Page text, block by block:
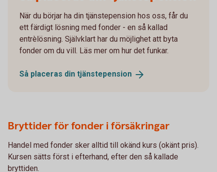
När du börjar ha din tjänstepension hos oss, får du
ett färdigt lösning med fonder - en så kallad
entrèlösning. Självklart har du möjlighet att byta
fonder om du vill. Läs mer om hur det funkar.
Så placeras din tjänstepension
Bryttider för fonder i försäkringar
Handel med fonder sker alltid till okänd kurs (okänt pris).
Kursen sätts först i efterhand, efter den så kallade
bryttiden.